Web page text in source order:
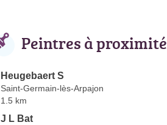
Peintres à proximité
Heugebaert S
Saint-Germain-lès-Arpajon
1.5 km
J L Bat